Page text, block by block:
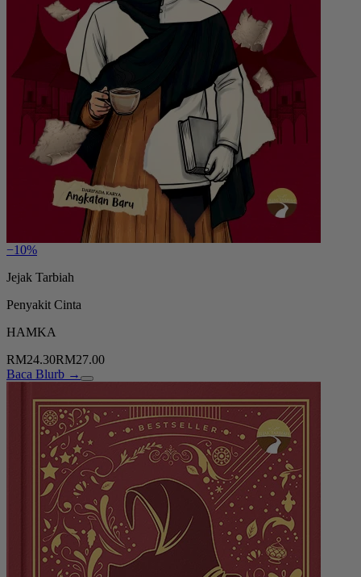
−10%
Jejak Tarbiah
Penyakit Cinta
HAMKA
RM24.30RM27.00
Baca Blurb →